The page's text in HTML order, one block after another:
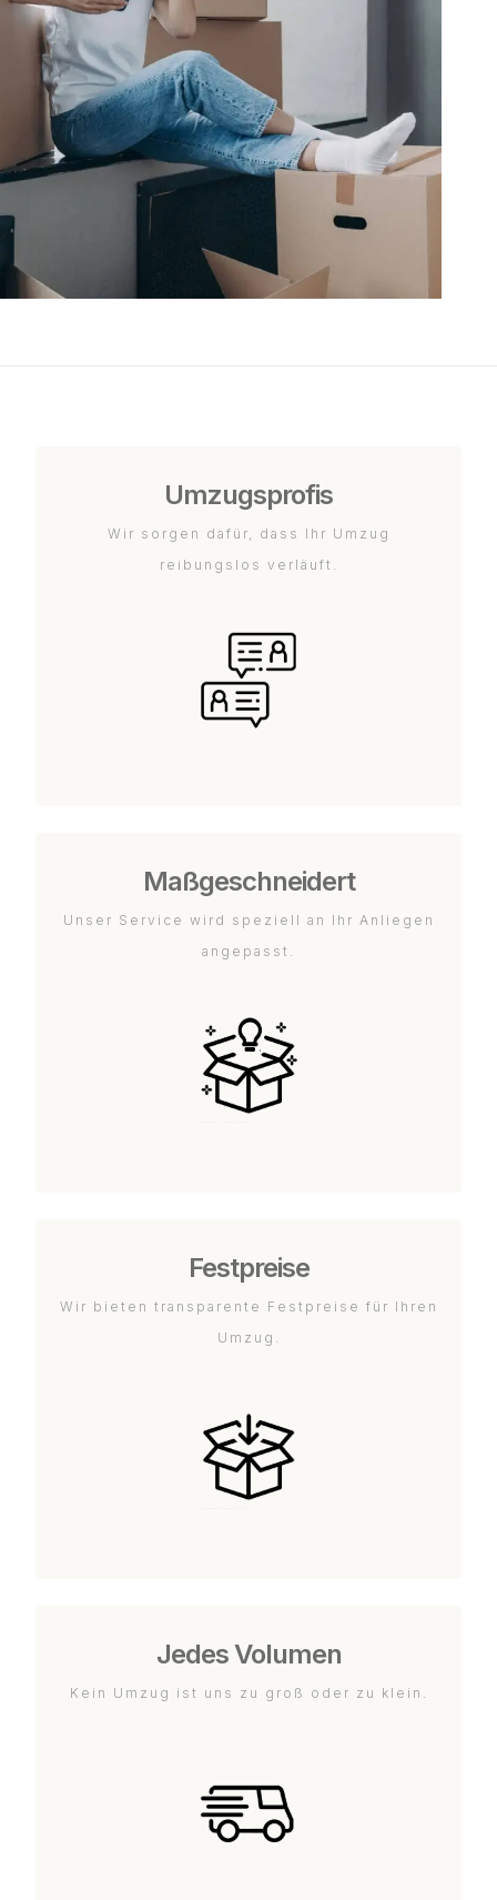
Umzugsprofis
Wir sorgen dafür, dass Ihr Umzug
reibungslos verläuft.
Maßgeschneidert
Unser Service wird speziell an Ihr Anliegen
angepasst.
Festpreise
Wir bieten transparente Festpreise für Ihren
Umzug.
Jedes Volumen
Kein Umzug ist uns zu groß oder zu klein.